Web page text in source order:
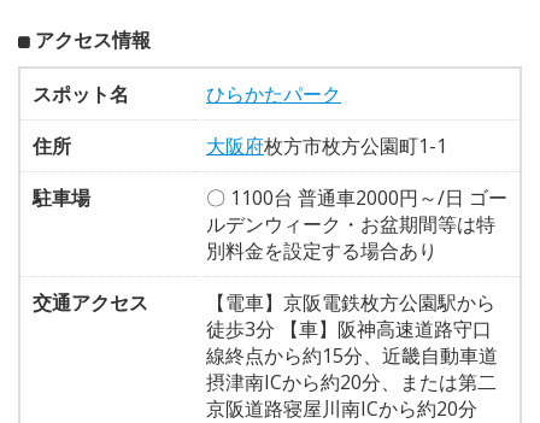
アクセス情報
スポット名
ひらかたパーク
住所
大阪府枚方市枚方公園町1-1
駐車場
〇 1100台 普通車2000円～/日 ゴー
ルデンウィーク・お盆期間等は特
別料金を設定する場合あり
交通アクセス
【電車】京阪電鉄枚方公園駅から
徒歩3分 【車】阪神高速道路守口
線終点から約15分、近畿自動車道
摂津南ICから約20分、または第二
京阪道路寝屋川南ICから約20分